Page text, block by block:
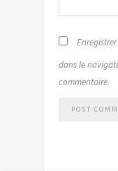
dans le
commentaire.